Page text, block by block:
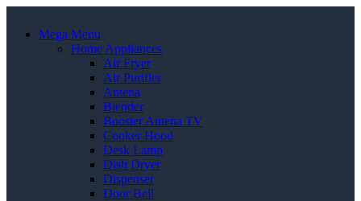
Mega Menu
Home Appliances
Air Fryer
Air Purifier
Antena
Blender
Booster Antena TV
Cooker Hood
Desk Lamp
Dish Dryer
Dispenser
Door Bell